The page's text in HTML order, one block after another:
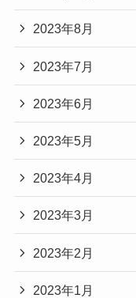
2023年8月
2023年7月
2023年6月
2023年5月
2023年4月
2023年3月
2023年2月
2023年1月